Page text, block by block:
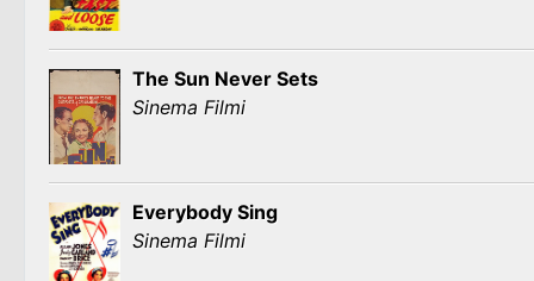
The Sun Never Sets
Sinema Filmi
Everybody Sing
Sinema Filmi